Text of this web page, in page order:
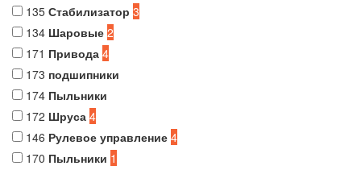
135 Стабилизатор 3
134 Шаровые 2
171 Привода 4
173 подшипники
174 Пыльники
172 Шруса 4
146 Рулевое управление 4
170 Пыльники 1